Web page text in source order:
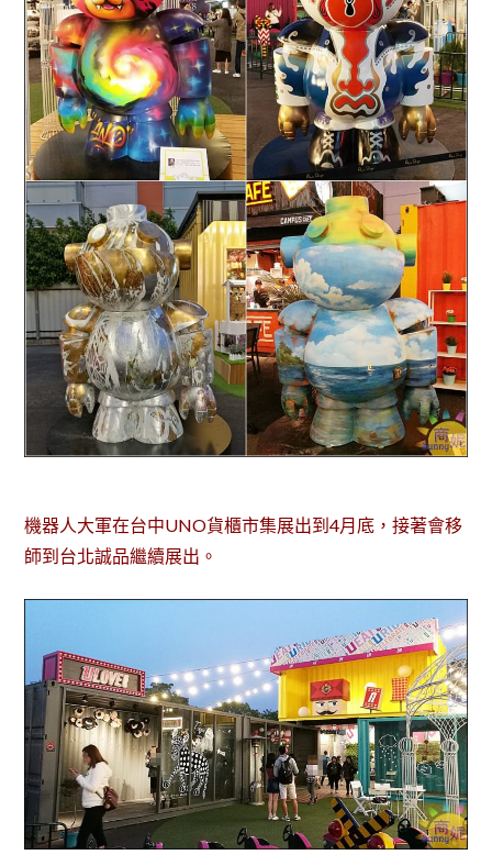
機器人大軍在台中UNO貨櫃市集展出到4月底，接著會移
師到台北誠品繼續展出。